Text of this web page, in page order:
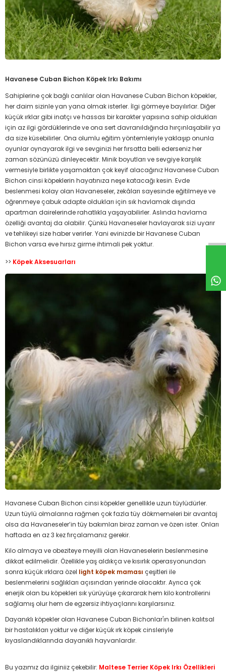
Havanese Cuban Bichon Köpek Irkı Bakımı
Sahiplerine çok bağlı canlılar olan Havanese Cuban Bichon köpekler,
her daim sizinle yan yana olmak isterler. İlgi görmeye bayılırlar. Diğer
küçük ırklar gibi inatçı ve hassas bir karakter yapısına sahip oldukları
için az ilgi gördüklerinde ve ona sert davranıldığında hırçınlaşabilir ya
da size küsebilirler. Ona olumlu eğitim yöntemleriyle yaklaşıp onunla
oyunlar oynayarak ilgi ve sevginizi her fırsatta belli ederseniz her
zaman sözünüzü dinleyecektir. Minik boyutları ve sevgiye karşılık
vermesiyle birlikte yaşamaktan çok keyif alacağınız Havanese Cuban
Bichon cinsi köpeklerin hayatınıza neşe katacağı kesin. Evde
beslenmesi kolay olan Havaneseler, zekâları sayesinde eğitilmeye ve
öğrenmeye çabuk adapte oldukları için sık havlamak dışında
apartman dairelerinde rahatlıkla yaşayabilirler. Aslında havlama
özelliği avantaj da olabilir. Çünkü Havaneseler havlayarak sizi uyarır
ve tehlikeyi size haber verirler. Yani evinizde bir Havanese Cuban
Bichon varsa eve hırsız girme ihtimali pek yoktur.
>> Köpek Aksesuarları
Havanese Cuban Bichon cinsi köpekler genellikle uzun tüylüdürler.
Uzun tüylü olmalarına rağmen çok fazla tüy dökmemeleri bir avantaj
olsa da Havaneseler’in tüy bakımları biraz zaman ve özen ister. Onları
haftada en az 3 kez fırçalamanız gerekir.
Kilo almaya ve obeziteye meyilli olan Havaneselerin beslenmesine
dikkat edilmelidir. Özellikle yaş aldıkça ve kısırlık operasyonundan
sonra küçük ırklara özel light köpek maması çeşitleri ile
beslenmelerini sağlıkları açısından yerinde olacaktır. Ayrıca çok
enerjik olan bu köpekleri sık yürüyüşe çıkararak hem kilo kontrollerini
sağlamış olur hem de egzersiz ihtiyaçlarını karşılarsınız.
Dayanıklı köpekler olan Havanese Cuban Bichonlar'ın bilinen kalıtsal
bir hastalıkları yoktur ve diğer küçük ırk köpek cinsleriyle
kıyaslandıklarında dayanıklı hayvanlardır.
Bu yazımız da ilginiiz çekebilir: Maltese Terrier Köpek Irkı Özellikleri